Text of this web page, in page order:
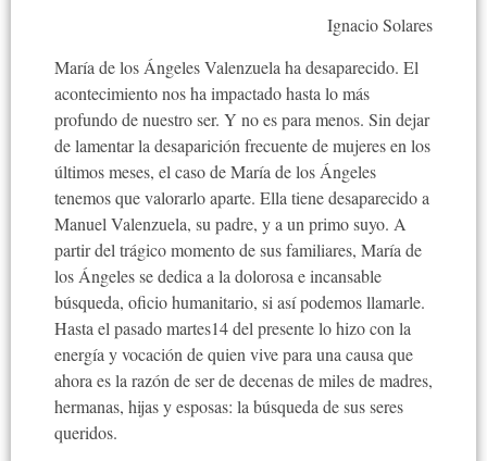
Ignacio Solares
María de los Ángeles Valenzuela ha desaparecido. El
acontecimiento nos ha impactado hasta lo más
profundo de nuestro ser. Y no es para menos. Sin dejar
de lamentar la desaparición frecuente de mujeres en los
últimos meses, el caso de María de los Ángeles
tenemos que valorarlo aparte. Ella tiene desaparecido a
Manuel Valenzuela, su padre, y a un primo suyo. A
partir del trágico momento de sus familiares, María de
los Ángeles se dedica a la dolorosa e incansable
búsqueda, oficio humanitario, si así podemos llamarle.
Hasta el pasado martes14 del presente lo hizo con la
energía y vocación de quien vive para una causa que
ahora es la razón de ser de decenas de miles de madres,
hermanas, hijas y esposas: la búsqueda de sus seres
queridos.